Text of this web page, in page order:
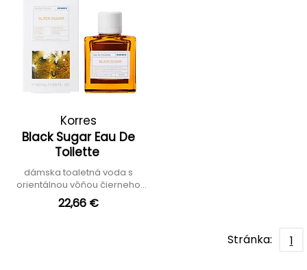
Korres
Black Sugar Eau De
Toilette
dámska toaletná voda s
orientálnou vôňou čierneho
cukru
22,66 €
Stránka: 1